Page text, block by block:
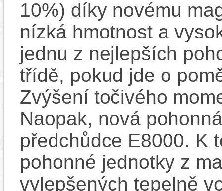
10%) díky novému
nízká hmotnost a
jednu z nejlepších
třídě, pokud jde o
Zvýšení točivého
Naopak, nová
předchůdce E8000. K
pohonné jednotky z
vylepšených tepelně